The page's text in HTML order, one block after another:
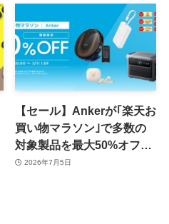
【セール】Ankerが｢楽天お
買い物マラソン｣で多数の
対象製品を最大50%オフで
販売するセールを開催中
2026年7月5日